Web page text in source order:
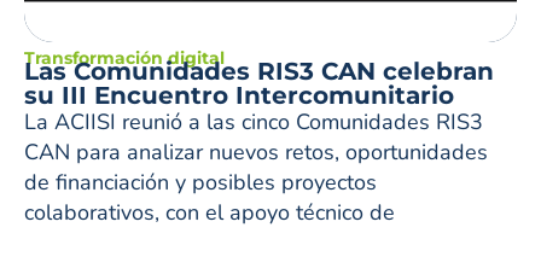
Transformación digital
Las Comunidades RIS3 CAN celebran
su III Encuentro Intercomunitario
La ACIISI reunió a las cinco Comunidades RIS3
CAN para analizar nuevos retos, oportunidades
de financiación y posibles proyectos
colaborativos, con el apoyo técnico de